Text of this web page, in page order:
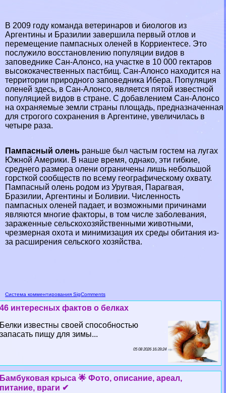
В 2009 году комaнда ветеринаров и биологов из
Аргентины и Бразилии завершила первый отлов и
перемещение пампасных оленей в Корриентесе. Это
послужило восстановлению популяции видов в
заповеднике Сан-Алонсо, на участке в 10 000 гектаров
высококачественных пастбищ. Сан-Алонсо находится на
территории природного заповедника Ибера. Популяция
оленей здесь, в Сан-Алонсо, является пятой известной
популяцией видов в стране. С добавлением Сан-Алонсо
на охраняемые земли страны площадь, предназначенная
для строгого сохранения в Аргентине, увеличилась в
четыре раза.
Пампасный олень раньше был частым гостем на лугах
Южной Америки. В наше время, однако, эти гибкие,
среднего размера олени ограничены лишь небольшой
горсткой сообществ по всему географическому охвату.
Пампасный олень родом из Уругвая, Парагвая,
Бразилии, Аргентины и Боливии. Численность
пампасных оленей падает, и возможными причинами
являются многие факторы, в том числе заболевания,
зараженные сельскохозяйственными животными,
чрезмерная охота и минимизация их среды обитания из-
за расширения сельского хозяйства.
Система комментирования SigComments
46 интересных фактов о белках
Белки известны своей способностью
запасать пищу для зимы...
05 08 2026 16:39:24
Бамбуковая крыса 🌟 Фото, описание, ареал,
питание, враги ✔